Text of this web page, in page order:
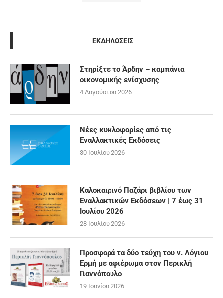
ΕΚΔΗΛΩΣΕΙΣ
Στηρίξτε το Άρδην – καμπάνια
οικονομικής ενίσχυσης
4 Αυγούστου 2026
Νέες κυκλοφορίες από τις
Εναλλακτικές Εκδόσεις
30 Ιουλίου 2026
Καλοκαιρινό Παζάρι βιβλίου των
Εναλλακτικών Εκδόσεων | 7 έως 31
Ιουλίου 2026
28 Ιουλίου 2026
Προσφορά τα δύο τεύχη του ν. Λόγιου
Ερμή με αφιέρωμα στον Περικλή
Γιαννόπουλο
19 Ιουνίου 2026